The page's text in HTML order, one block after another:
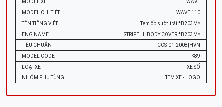
MODEL XE
WAVE
MODEL CHI TIẾT
WAVE 110
TÊN TIẾNG VIỆT
Tem ốp sườn trái *B203M*
ENG NAME
STRIPE | L BODY COVER *B203M*
TIÊU CHUẨN
TCCS: 01|2008|HVN
MODEL CODE
K89
LOẠI XE
XE SỐ
NHÓM PHỤ TÙNG
TEM XE - LOGO